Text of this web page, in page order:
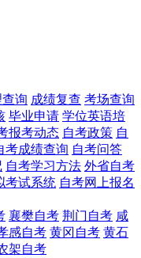
询 成绩复查 考场查询
毕业申请 学位英语培
报考动态 自考政策 自
考成绩查询 自考问答
自考学习方法 外省自考
考试系统 自考网上报名
襄樊自考 荆门自考 咸
感自考 黄冈自考 黄石
架自考